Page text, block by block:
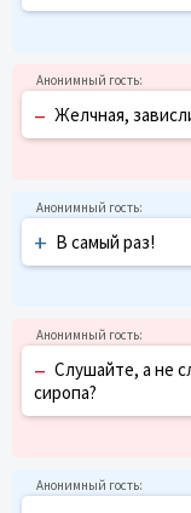
– Желчная,
+ В самый раз!
– Слушайте, а не
сиропа?